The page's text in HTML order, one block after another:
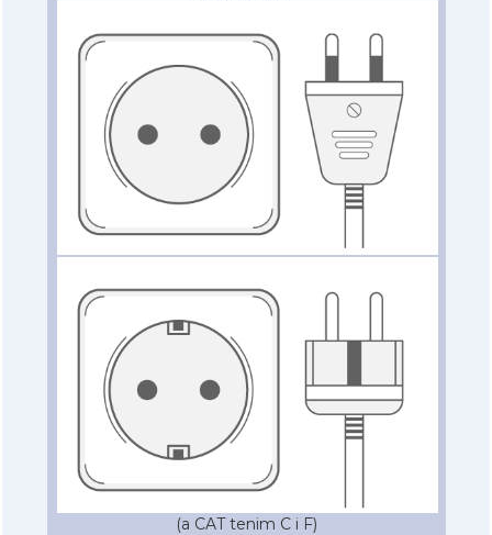
(a CAT tenim C i F)